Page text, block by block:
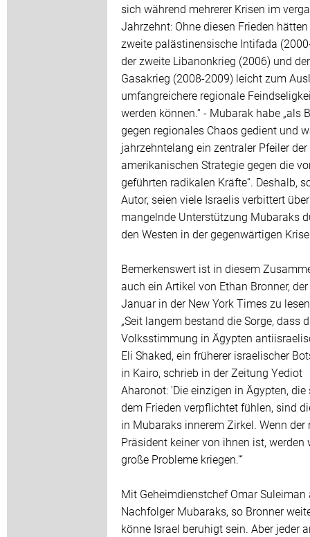
sich während mehrerer Krisen im
Jahrzehnt: Ohne diesen Frieden
zweite palästinensische Intifada
der zweite Libanonkrieg (2006) und der
Gasakrieg (2008-2009) leicht zum
umfangreichere regionale
werden können.“ - Mubarak habe „als
gegen regionales Chaos gedient und
jahrzehntelang ein zentraler Pfeiler der
amerikanischen Strategie gegen die
geführten radikalen Kräfte“. Deshalb,
Autor, seien viele Israelis verbittert
mangelnde Unterstützung Mubaraks
den Westen in der gegenwärtigen
Bemerkenswert ist in diesem
auch ein Artikel von Ethan Bronner,
Januar in der New York Times zu
„Seit langem bestand die Sorge, dass
Volksstimmung in Ägypten
Eli Shaked, ein früherer israelischer
in Kairo, schrieb in der Zeitung Yediot
Aharonot: 'Die einzigen in Ägypten, die
dem Frieden verpflichtet fühlen, sind
in Mubaraks innerem Zirkel. Wenn der
Präsident keiner von ihnen ist, werden
große Probleme kriegen.'“
Mit Geheimdienstchef Omar Suleiman
Nachfolger Mubaraks, so Bronner
könne Israel beruhigt sein. Aber jeder